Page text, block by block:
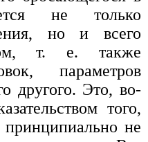
не только
но и всего
т. е. также
параметров
другого. Это, во-
того,
принципиально не